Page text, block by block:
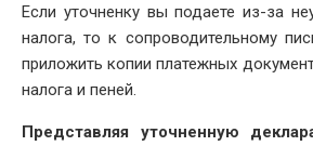
Если уточненку вы подаете из-за
налога, то к сопроводительному
приложить копии платежных
налога и пеней.
Представляя уточненную